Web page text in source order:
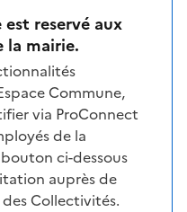
reservé aux
la mairie.
Commune,
via ProConnect
de la
ci-dessous
auprès de
Collectivités.